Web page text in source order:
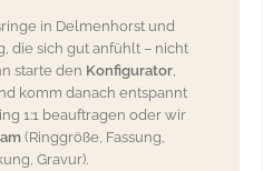
in Delmenhorst und
die sich gut anfühlt – nicht
starte den Konfigurator,
komm danach entspannt
1:1 beauftragen oder wir
(Ringgröße, Fassung,
Gravur).